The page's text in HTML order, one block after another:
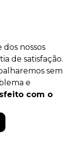
nossos
de satisfação.
sem
e
com o